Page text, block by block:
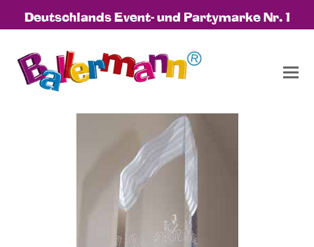
Deutschlands Event- und Partymarke Nr. 1